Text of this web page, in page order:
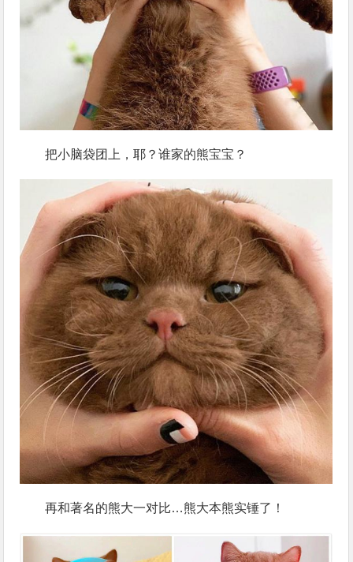
把小脑袋团上，耶？谁家的熊宝宝？
再和著名的熊大一对比…熊大本熊实锤了！